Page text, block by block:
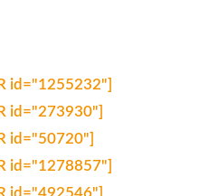
id="1255232"]
id="273930"]
id="50720"]
id="1278857"]
id="492546"]